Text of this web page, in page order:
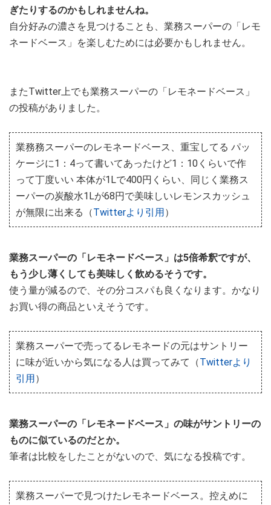
ぎたりするのかもしれませんね。
自分好みの濃さを見つけることも、業務スーパーの「レモ
ネードベース」を楽しむためには必要かもしれません。
またTwitter上でも業務スーパーの「レモネードベース」
の投稿がありました。
業務務スーパーのレモネードベース、重宝してる パッ
ケージに1：4って書いてあったけど1：10くらいで作
って丁度いい 本体が1Lで400円くらい、同じく業務ス
ーパーの炭酸水1Lが68円で美味しいレモンスカッシュ
が無限に出来る（Twitterより引用）
業務スーパーの「レモネードベース」は5倍希釈ですが、
もう少し薄くしても美味しく飲めるそうです。
使う量が減るので、その分コスパも良くなります。かなり
お買い得の商品といえそうです。
業務スーパーで売ってるレモネードの元はサントリー
に味が近いから気になる人は買ってみて（Twitterより
引用）
業務スーパーの「レモネードベース」の味がサントリーの
ものに似ているのだとか。
筆者は比較をしたことがないので、気になる投稿です。
業務スーパーで見つけたレモネードベース。控えめに